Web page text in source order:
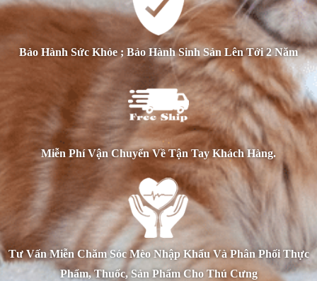
Bảo Hành Sức Khỏe ; Bảo Hành Sinh Sản Lên Tới 2 Năm
Miễn Phí Vận Chuyển Về Tận Tay Khách Hàng.
Tư Vấn Miễn Chăm Sóc Mèo Nhập Khẩu Và Phân Phối Thực
Phẩm, Thuốc, Sản Phẩm Cho Thú Cưng